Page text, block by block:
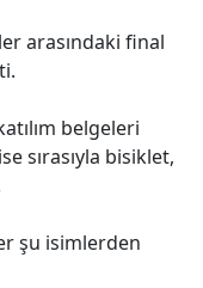
arasındaki final
belgeleri
sırasıyla bisiklet,
şu isimlerden